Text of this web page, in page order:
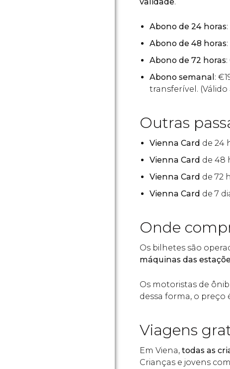
Abono de 24 horas:
Abono de 48 horas:
Abono de 72 horas:
Abono semanal : €
transferível.
Outras
Vienna Card de 24
Vienna Card de 48
Vienna Card de 72
Vienna Card de 7
Onde
Os bilhetes são
máquinas das
Os motoristas de
dessa forma, o preço
Viagens
Em Viena, todas as
Crianças e jovens